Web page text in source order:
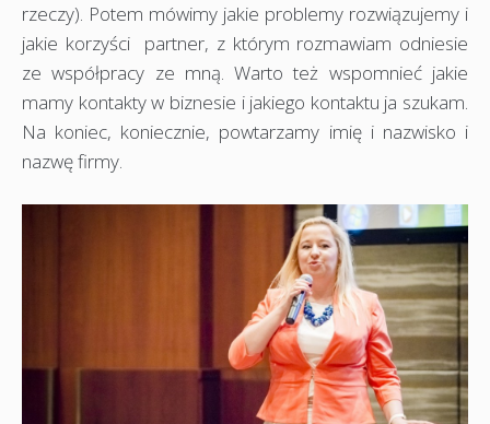
rzeczy). Potem mówimy jakie problemy rozwiązujemy i
jakie korzyści partner, z którym rozmawiam odniesie
ze współpracy ze mną. Warto też wspomnieć jakie
mamy kontakty w biznesie i jakiego kontaktu ja szukam.
Na koniec, koniecznie, powtarzamy imię i nazwisko i
nazwę firmy.